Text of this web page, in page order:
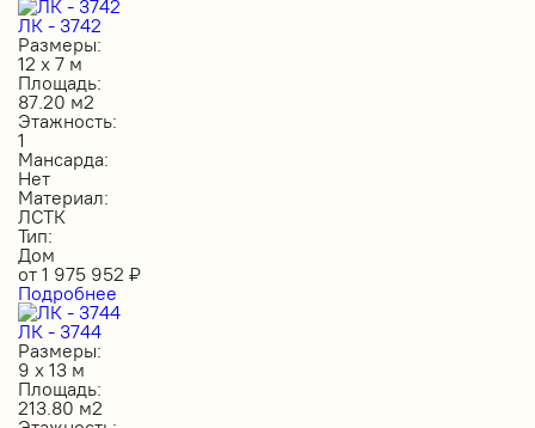
ЛК - 3742
Размеры:
12 х 7 м
Площадь:
87.20 м2
Этажность:
1
Мансарда:
Нет
Материал:
ЛСТК
Тип:
Дом
от 1 975 952 ₽
Подробнее
ЛК - 3744
Размеры:
9 х 13 м
Площадь:
213.80 м2